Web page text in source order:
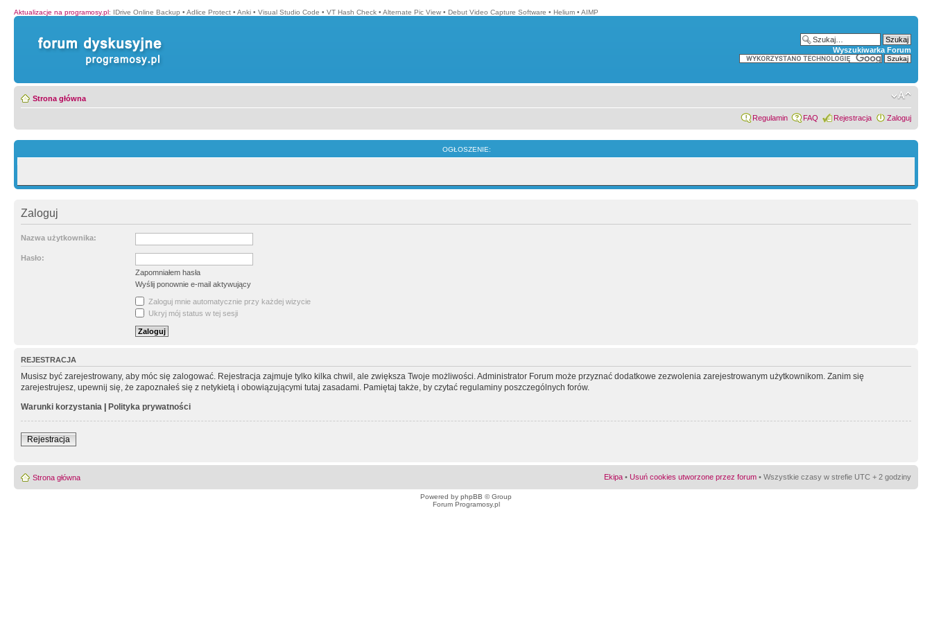
Aktualizacje na programosy.pl: IDrive Online Backup • Adlice Protect • Anki • Visual Studio Code • VT Hash Check • Alternate Pic View • Debut Video Capture Software • Helium • AIMP
Wyszukiwarka Forum
Strona główna
Regulamin FAQ Rejestracja Zaloguj
OGŁOSZENIE:
Zaloguj
Nazwa użytkownika:
Hasło:
Zapomniałem hasła
Wyślij ponownie e-mail aktywujący
Zaloguj mnie automatycznie przy każdej wizycie
Ukryj mój status w tej sesji
REJESTRACJA
Musisz być zarejestrowany, aby móc się zalogować. Rejestracja zajmuje tylko kilka chwil, ale zwiększa Twoje możliwości. Administrator Forum może przyznać dodatkowe zezwolenia zarejestrowanym użytkownikom. Zanim się
zarejestrujesz, upewnij się, że zapoznałeś się z netykietą i obowiązującymi tutaj zasadami. Pamiętaj także, by czytać regulaminy poszczególnych forów.
Warunki korzystania | Polityka prywatności
Rejestracja
Strona główna Ekipa • Usuń cookies utworzone przez forum • Wszystkie czasy w strefie UTC + 2 godziny
Powered by phpBB © Group
Forum Programosy.pl